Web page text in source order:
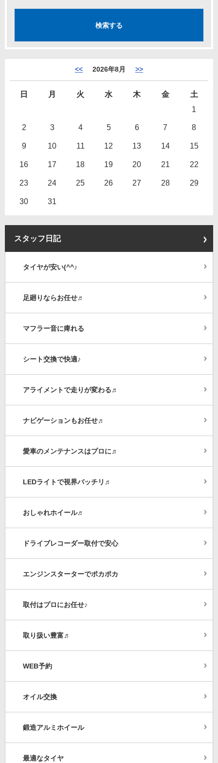
<< 2026年8月 >>
日 月 火 水 木 金
土
1
2 3 4 5 6 7 8
9 10 11 12 13 14 15
16 17 18 19 20 21 22
23 24 25 26 27 28 29
30 31
スタッフ日記
タイヤが安い(^^♪
足廻りならお任せ♬
マフラー音に痺れる
シート交換で快適♪
アライメントで走りが変わる♬
ナビゲーションもお任せ♬
愛車のメンテナンスはプロに♬
LEDライトで視界バッチリ♬
おしゃれホイール♬
ドライブレコーダー取付で安心
エンジンスターターでポカポカ
取付はプロにお任せ♪
取り扱い豊富♬
WEB予約
オイル交換
鍛造アルミホイール
最適なタイヤ